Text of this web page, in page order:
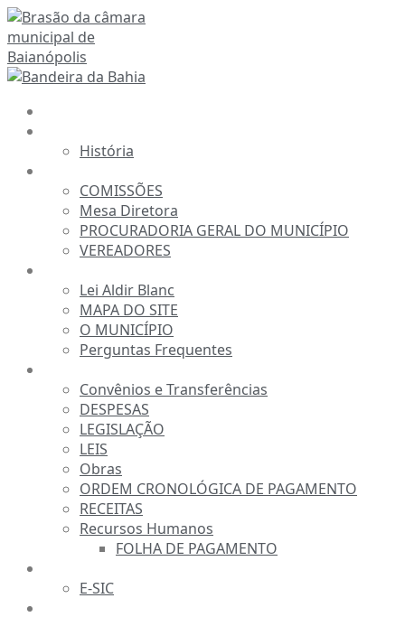
Ir
para
o
conteúdo
História
COMISSÕES
Mesa Diretora
PROCURADORIA GERAL DO MUNICÍPIO
VEREADORES
Lei Aldir Blanc
MAPA DO SITE
O MUNICÍPIO
Perguntas Frequentes
Convênios e Transferências
DESPESAS
LEGISLAÇÃO
LEIS
Obras
ORDEM CRONOLÓGICA DE PAGAMENTO
RECEITAS
Recursos Humanos
FOLHA DE PAGAMENTO
E-SIC